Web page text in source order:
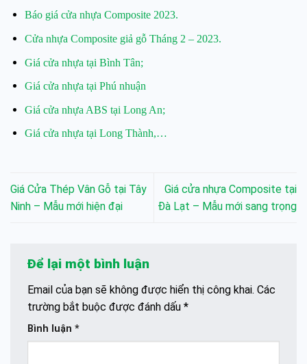
Báo giá cửa nhựa Composite 2023.
Cửa nhựa Composite giả gỗ Tháng 2 – 2023.
Giá cửa nhựa tại Bình Tân;
Giá cửa nhựa tại Phú nhuận
Giá cửa nhựa ABS tại Long An;
Giá cửa nhựa tại Long Thành,…
Giá Cửa Thép Vân Gỗ tại Tây
Ninh – Mẫu mới hiện đại
Giá cửa nhựa Composite tại
Đà Lạt – Mẫu mới sang trọng
Để lại một bình luận
Email của bạn sẽ không được hiển thị công khai. Các
trường bắt buộc được đánh dấu *
Bình luận *